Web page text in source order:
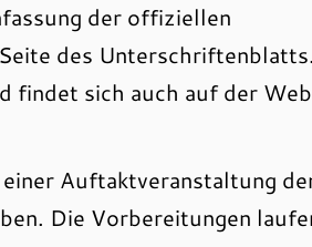
der offiziellen
des
findet sich auch auf der
Auftaktveranstaltung
Die Vorbereitungen